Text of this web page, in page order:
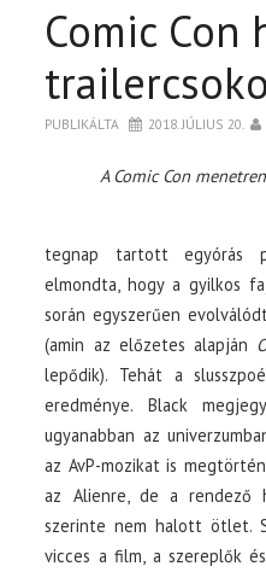
Comic Con
PUBLIKÁLTA 2018. JÚLIUS 20.
A Comic Con
tegnap tartott egyórás
elmondta, hogy a gyilkos
során egyszerűen
(amin az előzetes alapján
lepődik). Tehát a
eredménye. Black
ugyanabban az
az AvP-mozikat is
az Alienre, de a rendező
szerinte nem halott ötlet.
vicces a film, a szereplők